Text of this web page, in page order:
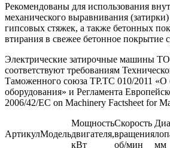
Рекомендованы для использования
механического выравнивания
гипсовых стяжек, а также бетонных
втирания в свежее бетонное покрытие
Электрические затирочные машины
соответствуют требованиям
Таможенного союза ТР.ТС 010/2011 «О
оборудования» и Регламента
2006/42/EC on Machinery Factsheet for
АртикулМодель
Мощность
двигателя,
кВт
Скорость
вращения
об/мин
мм